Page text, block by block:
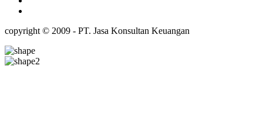
copyright © 2009 - PT. Jasa Konsultan Keuangan